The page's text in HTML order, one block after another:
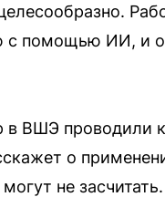
с помощью ИИ, и
в ВШЭ проводили
о
не засчитать.